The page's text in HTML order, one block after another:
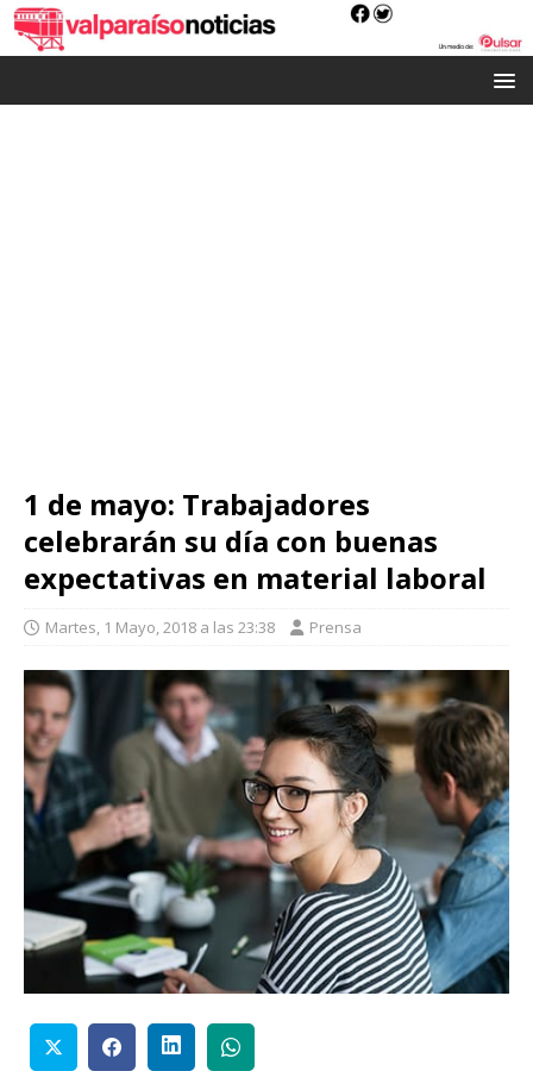
1 de mayo: Trabajadores
celebrarán su día con buenas
expectativas en material laboral
Martes, 1 Mayo, 2018 a las 23:38 Prensa